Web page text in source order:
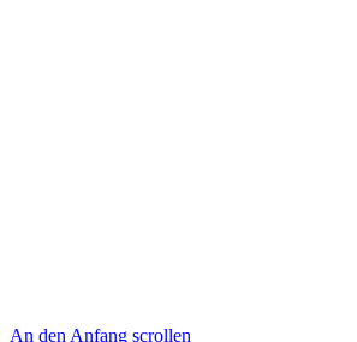
An den Anfang scrollen